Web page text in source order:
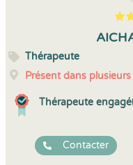
5
1
5
45
Thérapeute
Présent dans
Thérapeute
Contacter